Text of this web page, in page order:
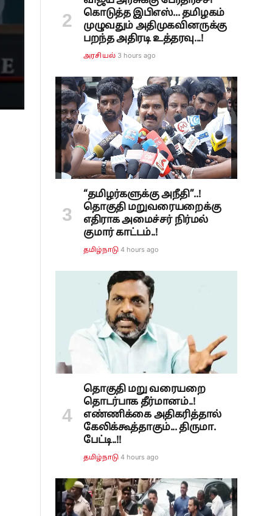
கொடுத்த இபிஎஸ்... தமிழகம்
முழுவதும் அதிமுகவினருக்கு
பறந்த அதிரடி உத்தரவு...!
அரசியல் 3 hours ago
“தமிழர்களுக்கு அநீதி”..!
தொகுதி மறுவரையறைக்கு
எதிராக அமைச்சர் நிர்மல்
குமார் காட்டம்..!
தமிழ்நாடு 4 hours ago
தொகுதி மறு வரையறை
தொடர்பாக தீர்மானம்..!
எண்ணிக்கை அதிகரித்தால்
கேலிக்கூத்தாகும்... திருமா.
பேட்டி..!!
தமிழ்நாடு 4 hours ago